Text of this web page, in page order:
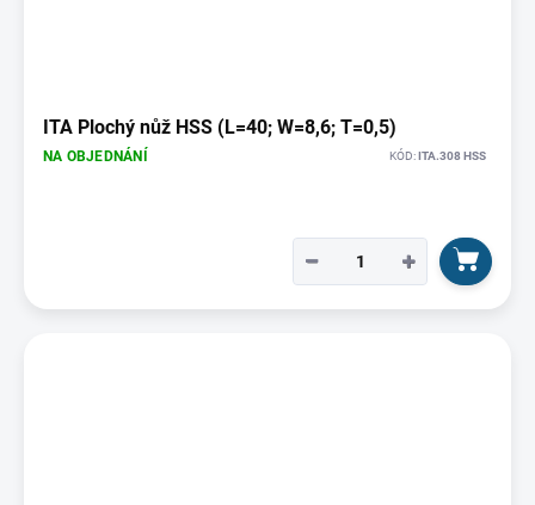
ITA Plochý nůž HSS (L=40; W=8,6; T=0,5)
NA OBJEDNÁNÍ KÓD:ITA.308 HSS
+
−